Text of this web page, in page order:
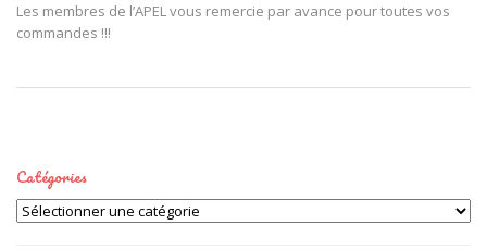
Les membres de l’APEL vous remercie par avance pour toutes vos
commandes !!!
Catégories
Catégories